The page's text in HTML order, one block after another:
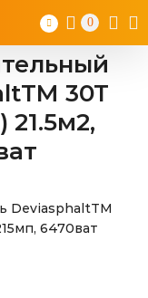
0
30T
21.5м2,
DeviasphaltTM
6470ват